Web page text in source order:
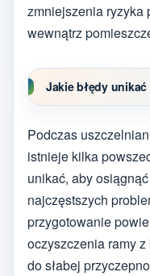
zmniejszenia ryzyka
wewnątrz
Jakie błędy
Podczas
istnieje kilka
unikać, aby
najczęstszych
przygotowanie
oczyszczenia ramy
do słabej